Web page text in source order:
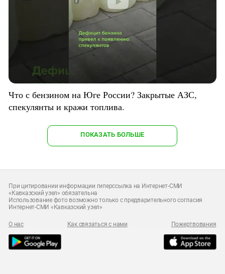
Что с бензином на Юге России? Закрытые АЗС,
спекулянты и кражи топлива.
ПОКАЗАТЬ БОЛЬШЕ
При цитировании информации гиперссылка на Интернет-СМИ
«Кавказский узел» обязательна
Использование фото возможно только с предварительного согласия
Интернет-СМИ «Кавказский узел»
О нас Как связаться с нами Пожертвования